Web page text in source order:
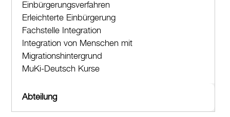
Einbürgerungsverfahren
Erleichterte Einbürgerung
Fachstelle Integration
Integration von Menschen mit
Migrationshintergrund
MuKi-Deutsch Kurse